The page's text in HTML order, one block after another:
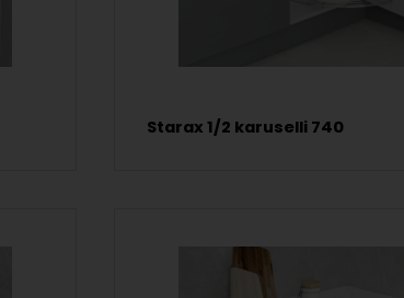
Starax 1/2 karuselli 740